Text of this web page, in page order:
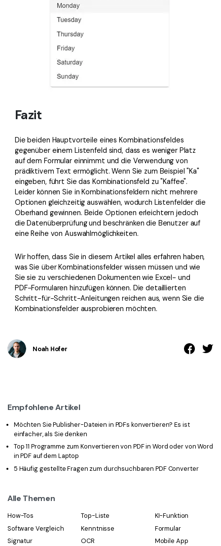
Fazit
Die beiden Hauptvorteile eines Kombinationsfeldes
gegenüber einem Listenfeld sind, dass es weniger Platz
auf dem Formular einnimmt und die Verwendung von
prädiktivem Text ermöglicht. Wenn Sie zum Beispiel "Ka"
eingeben, führt Sie das Kombinationsfeld zu "Kaffee".
Leider können Sie in Kombinationsfeldern nicht mehrere
Optionen gleichzeitig auswählen, wodurch Listenfelder die
Oberhand gewinnen. Beide Optionen erleichtern jedoch
die Datenüberprüfung und beschränken die Benutzer auf
eine Reihe von Auswahlmöglichkeiten.
Wir hoffen, dass Sie in diesem Artikel alles erfahren haben,
was Sie über Kombinationsfelder wissen müssen und wie
Sie sie zu verschiedenen Dokumenten wie Excel- und
PDF-Formularen hinzufügen können. Die detaillierten
Schritt-für-Schritt-Anleitungen reichen aus, wenn Sie die
Kombinationsfelder ausprobieren möchten.
Noah Hofer
Empfohlene Artikel
Möchten Sie Publisher-Dateien in PDFs konvertieren? Es ist
einfacher, als Sie denken
Top 11 Programme zum Konvertieren von PDF in Word oder von Word
in PDF auf dem Laptop
5 Häufig gestellte Fragen zum durchsuchbaren PDF Converter
Alle Themen
How-Tos Top-Liste
KI-Funktion
Software Vergleich
Kenntnisse
Formular
Signatur
OCR
Mobile App